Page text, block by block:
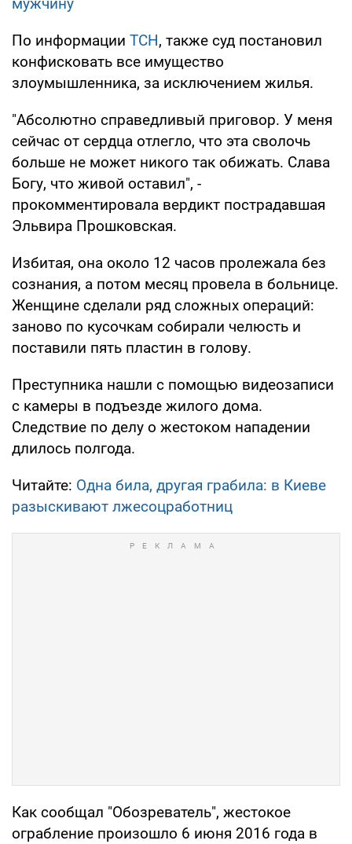
По информации ТСН, также суд постановил
конфисковать все имущество
злоумышленника, за исключением жилья.
"Абсолютно справедливый приговор. У меня
сейчас от сердца отлегло, что эта сволочь
больше не может никого так обижать. Слава
Богу, что живой оставил", -
прокомментировала вердикт пострадавшая
Эльвира Прошковская.
Избитая, она около 12 часов пролежала без
сознания, а потом месяц провела в больнице.
Женщине сделали ряд сложных операций:
заново по кусочкам собирали челюсть и
поставили пять пластин в голову.
Преступника нашли с помощью видеозаписи
с камеры в подъезде жилого дома.
Следствие по делу о жестоком нападении
длилось полгода.
Читайте: Одна била, другая грабила: в Киеве
разыскивают лжесоцработниц
Как сообщал "Обозреватель", жестокое
ограбление произошло 6 июня 2016 года в